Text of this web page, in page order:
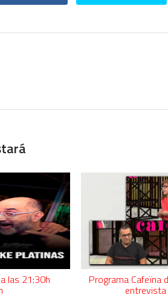
Mi tercer año poniendo ritmo
Una noche mágica en el Celler
Recordando New Order - Be a
las 21:30h Programa Cafeïna
entrevista